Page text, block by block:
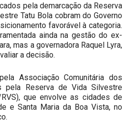
pela demarcação da Reserva
Tatu Bola cobram do Governo
favorável à categoria.
ainda na gestão do ex-
mas a governadora Raquel Lyra,
a decisão.
Associação Comunitária dos
pela Reserva de Vida Silvestre
que envolve as cidades de
e Santa Maria da Boa Vista, no